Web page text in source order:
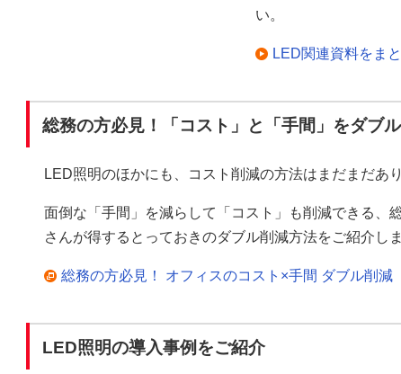
い。
LED関連資料をま
総務の方必見！「コスト」と「手間」をダブ
LED照明のほかにも、コスト削減の方法はまだまだあ
面倒な「手間」を減らして「コスト」も削減できる、
さんが得するとっておきのダブル削減方法をご紹介しま
総務の方必見！ オフィスのコスト×手間 ダブル削減
LED照明の導入事例をご紹介